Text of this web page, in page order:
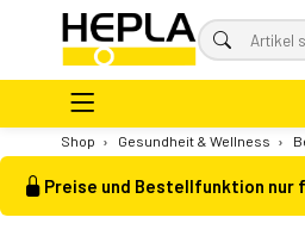
Shop › Gesundheit & Wellness ›
Preise und Bestellfunktion nur